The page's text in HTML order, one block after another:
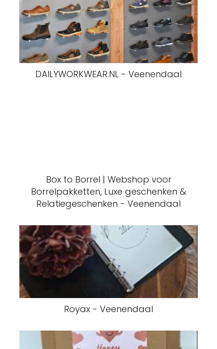
DAILYWORKWEAR.NL - Veenendaal
Box to Borrel | Webshop voor
Borrelpakketten, Luxe geschenken &
Relatiegeschenken - Veenendaal
Royax - Veenendaal